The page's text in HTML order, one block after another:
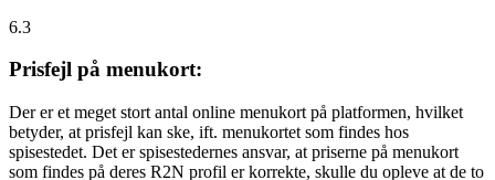
6.3
Prisfejl på menukort:
Der er et meget stort antal online menukort på platformen, hvilket
betyder, at prisfejl kan ske, ift. menukortet som findes hos
spisestedet. Det er spisestedernes ansvar, at priserne på menukort
som findes på deres R2N profil er korrekte, skulle du opleve at de to